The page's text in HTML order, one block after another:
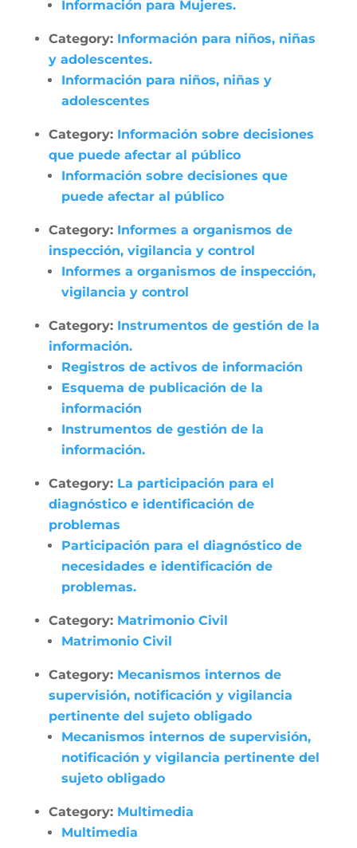
Información para Mujeres.
Category: Información para niños, niñas
y adolescentes.
Información para niños, niñas y
adolescentes
Category: Información sobre decisiones
que puede afectar al público
Información sobre decisiones que
puede afectar al público
Category: Informes a organismos de
inspección, vigilancia y control
Informes a organismos de inspección,
vigilancia y control
Category: Instrumentos de gestión de la
información.
Registros de activos de información
Esquema de publicación de la
información
Instrumentos de gestión de la
información.
Category: La participación para el
diagnóstico e identificación de
problemas
Participación para el diagnóstico de
necesidades e identificación de
problemas.
Category: Matrimonio Civil
Matrimonio Civil
Category: Mecanismos internos de
supervisión, notificación y vigilancia
pertinente del sujeto obligado
Mecanismos internos de supervisión,
notificación y vigilancia pertinente del
sujeto obligado
Category: Multimedia
Multimedia